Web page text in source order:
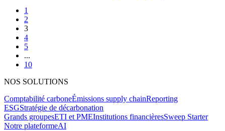
1
2
3
4
5
...
10
NOS SOLUTIONS
Comptabilité carboneÉmissions supply chainReporting
ESGStratégie de décarbonation
Grands groupesETI et PMEInstitutions financièresSweep Starter
Notre plateformeAI